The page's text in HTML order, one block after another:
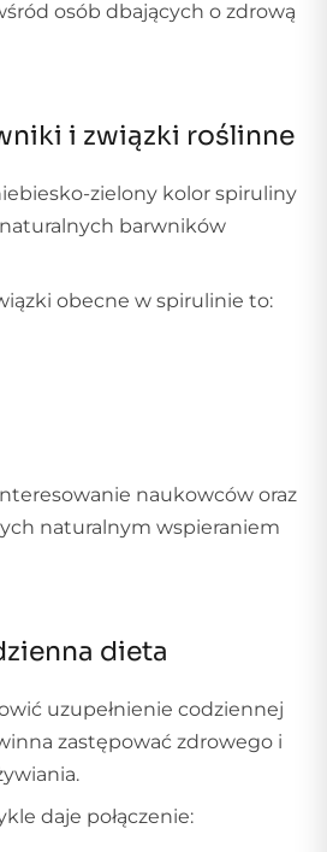
osób dbających o zdrową
i związki roślinne
zielony kolor spiruliny
barwników
obecne w spirulinie to:
naukowców oraz
naturalnym wspieraniem
dieta
uzupełnienie codziennej
zastępować zdrowego i
daje połączenie: